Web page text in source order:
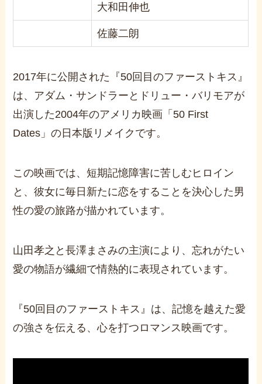
大和田伸也
佐藤二朗
2017年に公開された『50回目のファーストキス』
は、アダム・サンドラーとドリュー・バリモアが
出演した2004年のアメリカ映画「50 First
Dates」の日本版リメイクです。
この映画では、短期記憶障害に苦しむヒロイン
と、彼女に毎日新たに恋をすることを決心した男
性の愛の旅路が描かれています。
山田孝之と長澤まさみの主演により、忘れがたい
愛の物語が繊細で情熱的に表現されています。
『50回目のファーストキス』は、記憶を越えた愛
の強さを伝える、心を打つロマンス映画です。